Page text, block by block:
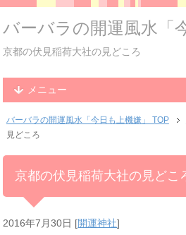
バーバラの開運風水「
京都の伏見稲荷大社の見どころ
メニュー
バーバラの開運風水「今日も上機嫌」 TOP
見どころ
京都の伏見稲荷大社の見どこ
2016年7月30日 [開運神社]